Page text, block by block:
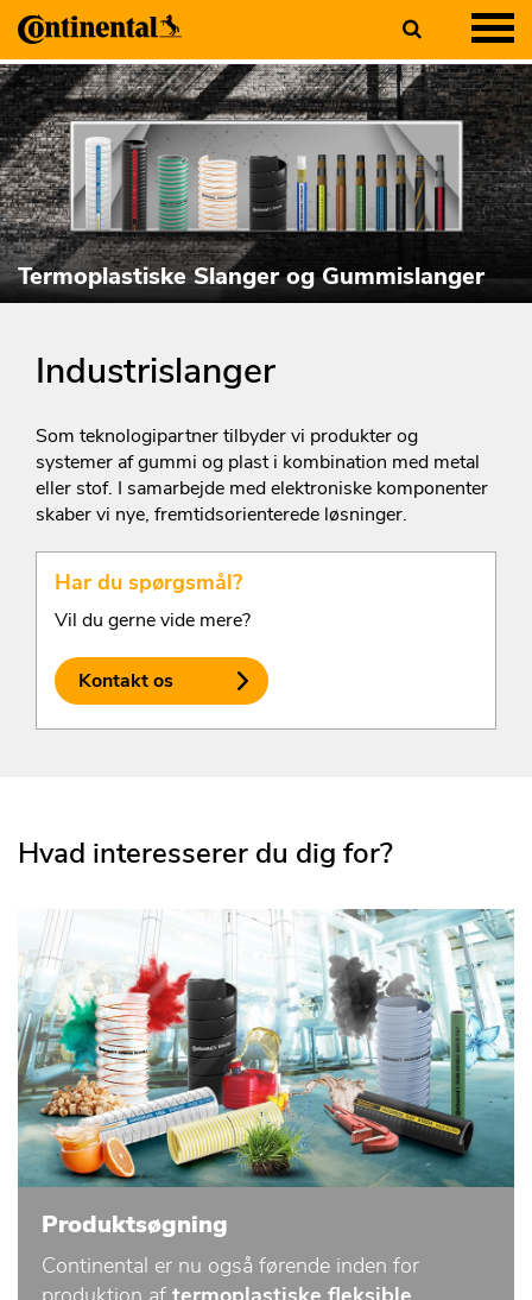
Termoplastiske Slanger og Gummislanger
Industrislanger
Som teknologipartner tilbyder vi produkter og
systemer af gummi og plast i kombination med metal
eller stof. I samarbejde med elektroniske komponenter
skaber vi nye, fremtidsorienterede løsninger.
Har du spørgsmål?
Vil du gerne vide mere?
Kontakt os
Hvad interesserer du dig for?
Produktsøgning
Continental er nu også førende inden for